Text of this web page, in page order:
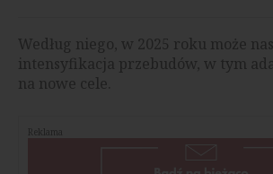
Według niego, w 2025 roku może
intensyfikacja przebudów, w tym
na nowe cele.
Reklama